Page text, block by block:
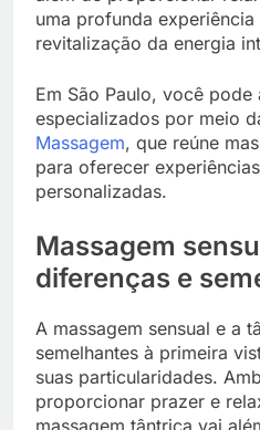
uma profunda
revitalização da energia
Em São Paulo, você
especializados por meio
Massagem, que reúne
para oferecer
personalizadas.
Massagem
diferenças e
A massagem sensual e a
semelhantes à primeira
suas particularidades.
proporcionar prazer e
massagem tântrica vai